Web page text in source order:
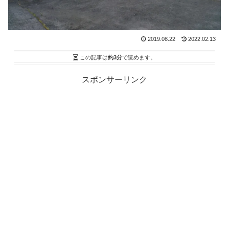
2019.08.22 2022.02.13
この記事は約3分で読めます。
スポンサーリンク